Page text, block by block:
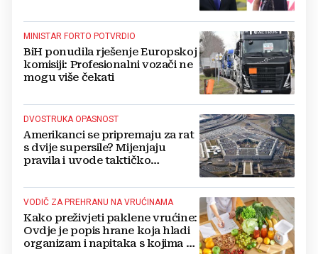
MINISTAR FORTO POTVRDIO
BiH ponudila rješenje Europskoj
komisiji: Profesionalni vozači ne
mogu više čekati
DVOSTRUKA OPASNOST
Amerikanci se pripremaju za rat
s dvije supersile? Mijenjaju
pravila i uvode taktičko
VODIČ ZA PREHRANU NA VRUĆINAMA
Kako preživjeti paklene vrućine:
Ovdje je popis hrane koja hladi
organizam i napitaka s kojima si